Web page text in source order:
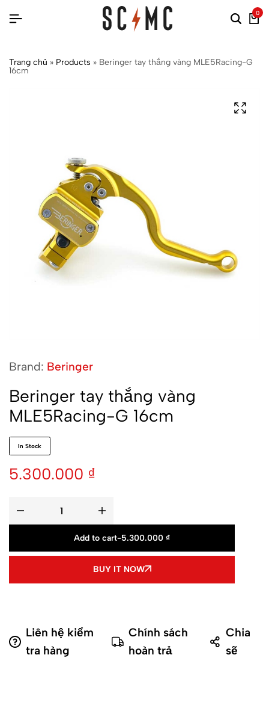
0
Trang chủ » Products » Beringer tay thắng vàng MLE5Racing-G
16cm
Brand: Beringer
Beringer tay thắng vàng
MLE5Racing-G 16cm
In Stock
5.300.000 ₫
Add to cart-5.300.000 ₫
BUY IT NOW
Liên hệ kiểm
tra hàng
Chính sách
hoàn trả
Chia
sẽ